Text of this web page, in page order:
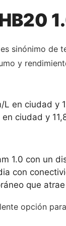
es sinónimo
y
L en ciudad y
ciudad y
1.0 con un
con
que
opción